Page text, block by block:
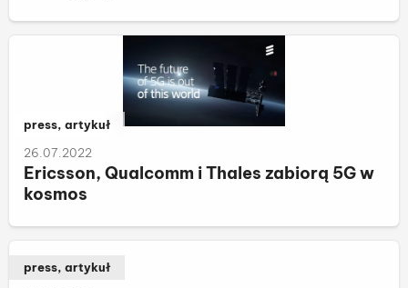
Należy do kategorii:
press, artykuł
26.07.2022
Ericsson, Qualcomm i Thales zabiorą 5G w
kosmos
press, artykuł